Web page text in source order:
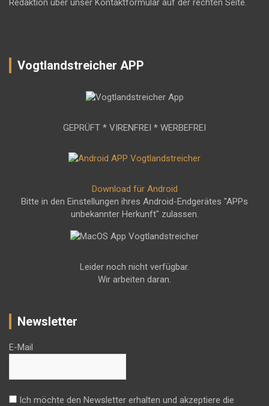
Redaktion über unser Kontaktformular auf der rechten Seite.
Vogtlandstreicher APP
GEPRÜFT * VIRENFREI * WERBEFREI
Download für Android
Bitte in den Einstellungen ihres Android-Endgerätes "APPs
unbekannter Herkunft" zulassen.
Leider noch nicht verfügbar.
Wir arbeiten daran.
Newsletter
E-Mail
Ich möchte den Newsletter erhalten und akzeptiere die